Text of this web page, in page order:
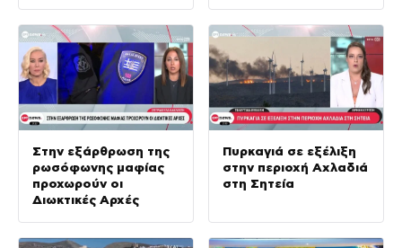
Στην εξάρθρωση της
ρωσόφωνης μαφίας
προχωρούν οι
Διωκτικές Αρχές
Πυρκαγιά σε εξέλιξη
στην περιοχή Αχλαδιά
στη Σητεία